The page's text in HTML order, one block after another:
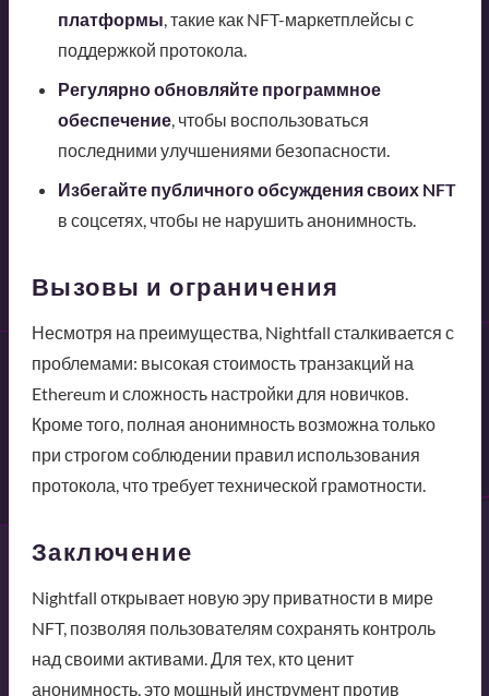
платформы, такие как NFT-маркетплейсы с
поддержкой протокола.
Регулярно обновляйте программное
обеспечение, чтобы воспользоваться
последними улучшениями безопасности.
Избегайте публичного обсуждения своих NFT
в соцсетях, чтобы не нарушить анонимность.
Вызовы и ограничения
Несмотря на преимущества, Nightfall сталкивается с
проблемами: высокая стоимость транзакций на
Ethereum и сложность настройки для новичков.
Кроме того, полная анонимность возможна только
при строгом соблюдении правил использования
протокола, что требует технической грамотности.
Заключение
Nightfall открывает новую эру приватности в мире
NFT, позволяя пользователям сохранять контроль
над своими активами. Для тех, кто ценит
анонимность, это мощный инструмент против